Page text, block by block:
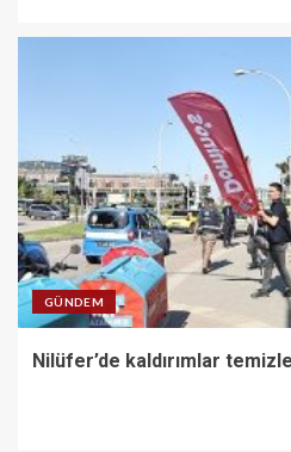
GÜNDEM
Nilüfer’de kaldırımlar